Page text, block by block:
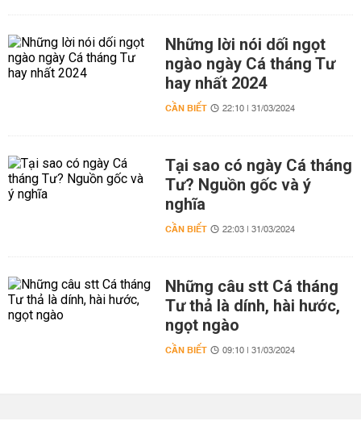
Những lời nói dối ngọt
ngào ngày Cá tháng Tư
hay nhất 2024
CẦN BIẾT 22:10 | 31/03/2024
Tại sao có ngày Cá tháng
Tư? Nguồn gốc và ý
nghĩa
CẦN BIẾT 22:03 | 31/03/2024
Những câu stt Cá tháng
Tư thả là dính, hài hước,
ngọt ngào
CẦN BIẾT 09:10 | 31/03/2024